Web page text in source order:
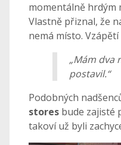
momentálně hrdým
Vlastně přiznal, že
nemá místo.
„Mám dva
postavil.“
Podobných
stores bude zajisté
takoví už byli